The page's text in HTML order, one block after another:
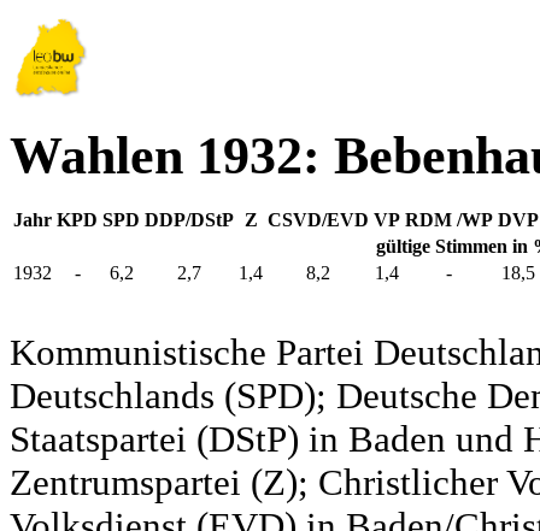
Wahlen 1932:
Jahr KPD SPD DDP/DStP Z CSVD/EVD VP RDM /WP DVP
gültige Stimmen in
1932
- 6,2 2,7 1,4 8,2 1,4 - 18,5
Kommunistische Partei
Deutschlands (SPD); Deutsche
Staatspartei (DStP) in Baden und
Zentrumspartei (Z); Christlicher